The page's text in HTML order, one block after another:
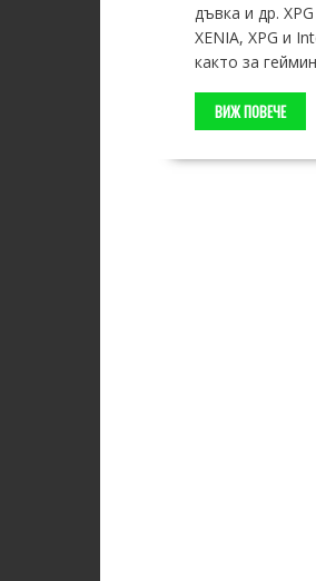
дъвка и др.
XENIA, XPG и
както за
ВИЖ ПОВЕЧЕ